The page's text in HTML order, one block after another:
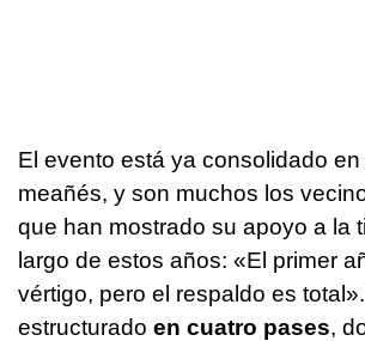
El evento está ya consolidado
meañés, y son muchos los
que han mostrado su apoyo a la
largo de estos años: «El primer
vértigo, pero el respaldo es
estructurado en cuatro pases,